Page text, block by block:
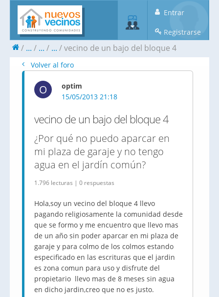
Entrar
Registrarse
... ... ... vecino de un bajo del bloque 4
Volver al foro
O
optim
15/05/2013 21:18
vecino de un bajo del bloque 4
¿Por qué no puedo aparcar en
mi plaza de garaje y no tengo
agua en el jardín común?
1.796 lecturas | 0 respuestas
Hola,soy un vecino del bloque 4 llevo
pagando religiosamente la comunidad desde
que se formo y me encuentro que llevo mas
de un año sin poder aparcar en mi plaza de
garaje y para colmo de los colmos estando
especificado en las escrituras que el jardin
es zona comun para uso y disfrute del
propietario llevo mas de 8 meses sin agua
en dicho jardin,creo que no es justo.